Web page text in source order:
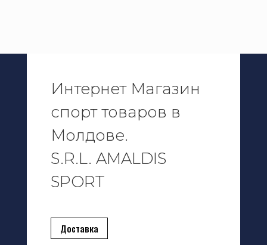
Интернет Магазин
спорт товаров в
Молдове.
S.R.L. AMALDIS
SPORT
Доставка